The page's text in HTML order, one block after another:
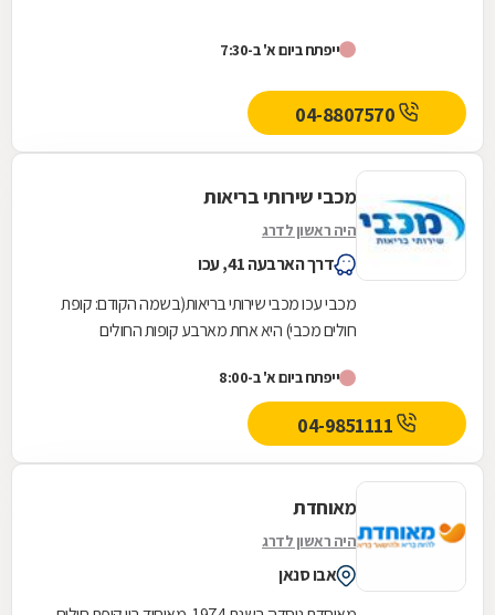
ייפתח ביום א' ב-7:30
מכבי שירותי בריאות
היה ראשון לדרג
דרך הארבעה 41, עכו
מכבי עכו מכבי שירותי בריאות(בשמה הקודם: קופת
חולים מכבי) היא אחת מארבע קופות החולים
והחלה את עבודתה...
ייפתח ביום א' ב-8:00
מאוחדת
היה ראשון לדרג
אבו סנאן